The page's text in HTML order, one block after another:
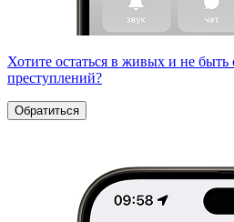
Хотите остаться в живых и не
преступлений?
Обратиться